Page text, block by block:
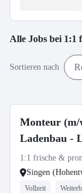
Alle Jobs bei 1:1
Sortieren nach
Monteur
Ladenbau -
1:1 frische &
Singen
Vollzeit